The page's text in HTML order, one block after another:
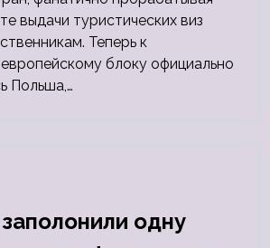
выдачи туристических виз
Теперь к
блоку официально
Польша,…
одну